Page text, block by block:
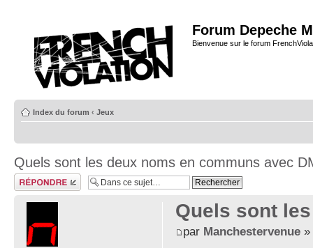
Forum Depeche
Bienvenue sur le forum
Index du forum ‹ Jeux
Quels sont les deux noms en communs avec
Répondre
Quels sont
par Manchestervenue»